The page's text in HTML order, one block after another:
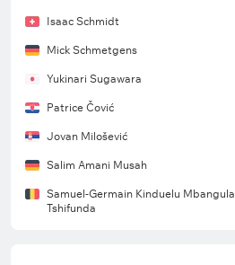
Isaac Schmidt
Mick Schmetgens
Yukinari Sugawara
Patrice Čović
Jovan Milošević
Salim Amani Musah
Samuel-Germain Kinduelu Mbangula
Tshifunda